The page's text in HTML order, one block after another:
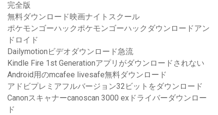
完全版
無料ダウンロード映画ナイトスクール
ポケモンゴーハックポケモンゴーハックダウンロードアン
ドロイド
Dailymotionビデオダウンロード急流
Kindle Fire 1st Generationアプリがダウンロードされない
Android用のmcafee livesafe無料ダウンロード
アドビプレミアフルバージョン32ビットをダウンロード
Canonスキャナーcanoscan 3000 exドライバーダウンロー
ド